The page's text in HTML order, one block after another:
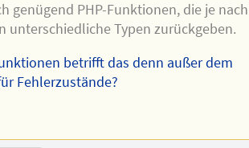
genügend PHP-Funktionen, die je nach
unterschiedliche Typen zurückgeben.
betrifft das denn außer dem
Fehlerzustände?